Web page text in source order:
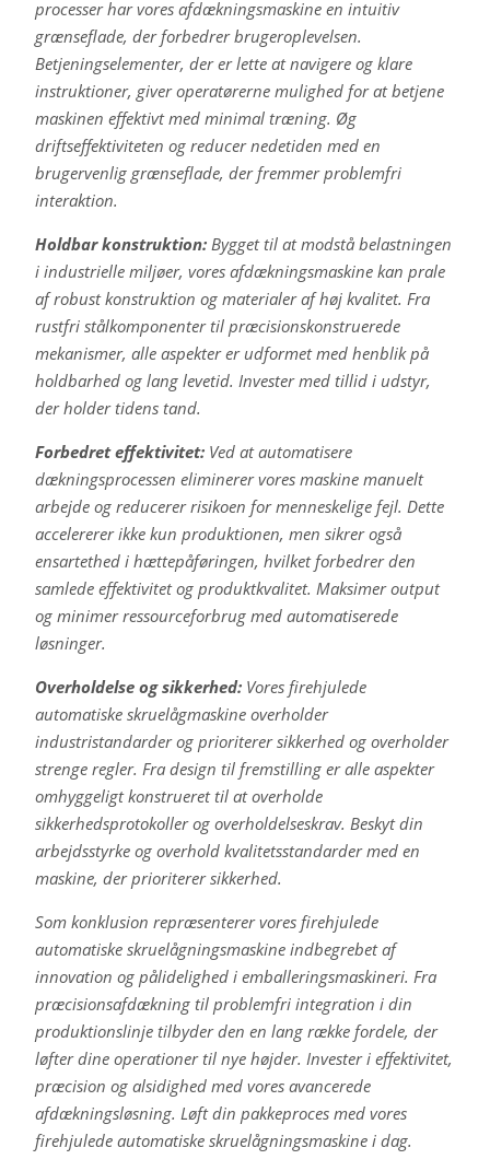
processer har vores afdækningsmaskine en intuitiv
grænseflade, der forbedrer brugeroplevelsen.
Betjeningselementer, der er lette at navigere og klare
instruktioner, giver operatørerne mulighed for at betjene
maskinen effektivt med minimal træning. Øg
driftseffektiviteten og reducer nedetiden med en
brugervenlig grænseflade, der fremmer problemfri
interaktion.
Holdbar konstruktion:Bygget til at modstå belastningen
i industrielle miljøer, vores afdækningsmaskine kan prale
af robust konstruktion og materialer af høj kvalitet. Fra
rustfri stålkomponenter til præcisionskonstruerede
mekanismer, alle aspekter er udformet med henblik på
holdbarhed og lang levetid. Invester med tillid i udstyr,
der holder tidens tand.
Forbedret effektivitet:Ved at automatisere
dækningsprocessen eliminerer vores maskine manuelt
arbejde og reducerer risikoen for menneskelige fejl. Dette
accelererer ikke kun produktionen, men sikrer også
ensartethed i hættepåføringen, hvilket forbedrer den
samlede effektivitet og produktkvalitet. Maksimer output
og minimer ressourceforbrug med automatiserede
løsninger.
Overholdelse og sikkerhed:Vores firehjulede
automatiske skruelågmaskine overholder
industristandarder og prioriterer sikkerhed og overholder
strenge regler. Fra design til fremstilling er alle aspekter
omhyggeligt konstrueret til at overholde
sikkerhedsprotokoller og overholdelseskrav. Beskyt din
arbejdsstyrke og overhold kvalitetsstandarder med en
maskine, der prioriterer sikkerhed.
Som konklusion repræsenterer vores firehjulede
automatiske skruelågningsmaskine indbegrebet af
innovation og pålidelighed i emballeringsmaskineri. Fra
præcisionsafdækning til problemfri integration i din
produktionslinje tilbyder den en lang række fordele, der
løfter dine operationer til nye højder. Invester i effektivitet,
præcision og alsidighed med vores avancerede
afdækningsløsning. Løft din pakkeproces med vores
firehjulede automatiske skruelågningsmaskine i dag.